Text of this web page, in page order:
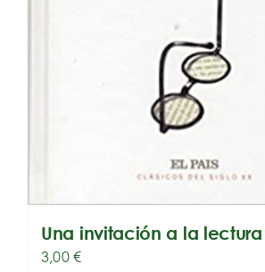
Una invitación a la lectura
3,00€